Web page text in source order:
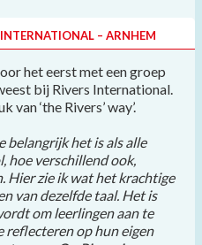
– ARNHEM
het eerst met een groep
bij Rivers International.
van ‘the Rivers’ way’.
belangrijk het is als alle
hoe verschillend ook,
Hier zie ik wat het krachtige
van dezelfde taal. Het is
om leerlingen aan te
reflecteren op hun eigen